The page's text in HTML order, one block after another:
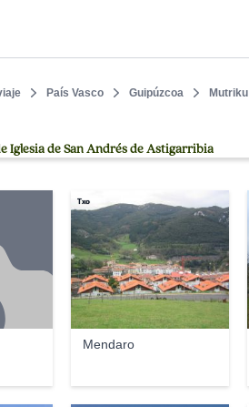
País Vasco Guipúzcoa Mutriku
Iglesia de San Andrés de Astigarribia
Mendaro
Txo